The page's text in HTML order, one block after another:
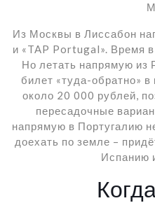
Из Москвы в Лиссабон
и «TAP Portugal». Время
Но летать напрямую из
билет «туда-обратно»
около 20 000 рублей,
пересадочные
напрямую в Португалию
доехать по земле –
Испанию